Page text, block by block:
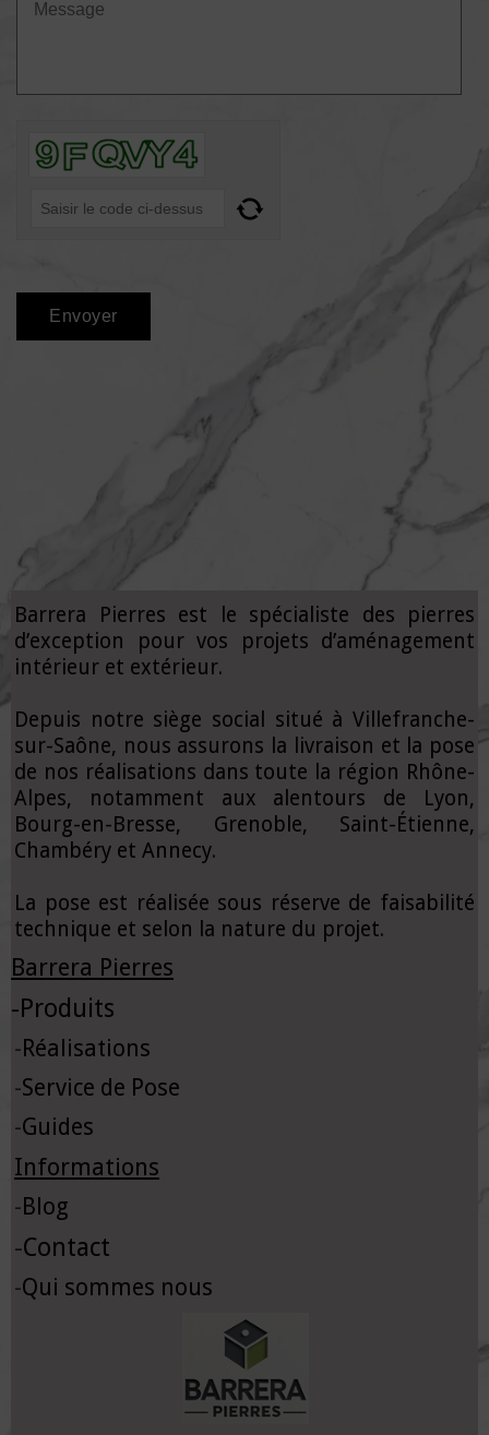
Barrera Pierres est le spécialiste des pierres
d’exception pour vos projets d’aménagement
intérieur et extérieur.
Depuis notre siège social situé à Villefranche-
sur-Saône, nous assurons la livraison et la pose
de nos réalisations dans toute la région Rhône-
Alpes, notamment aux alentours de Lyon,
Bourg-en-Bresse, Grenoble, Saint-Étienne,
Chambéry et Annecy.
La pose est réalisée sous réserve de faisabilité
technique et selon la nature du projet.
Barrera Pierres
-Produits
- Réalisations
-Service de Pose
-Guides
Informations
- Blog
-Contact
-Qui sommes nous